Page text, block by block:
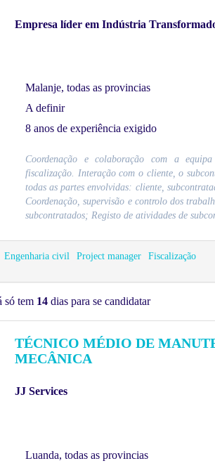
Empresa líder em Indústria
Malanje, todas as provincias
A definir
8 anos de experiência exigido
Coordenação e colaboração com a
fiscalização. Interação com o cliente, o
todas as partes envolvidas: cliente,
Coordenação, supervisão e controlo dos
subcontratados; Registo de atividades de
Engenharia civil Project manager Fiscalização
só tem 14 dias para se candidatar
TÉCNICO MÉDIO DE
MECÂNICA
JJ Services
Luanda, todas as provincias